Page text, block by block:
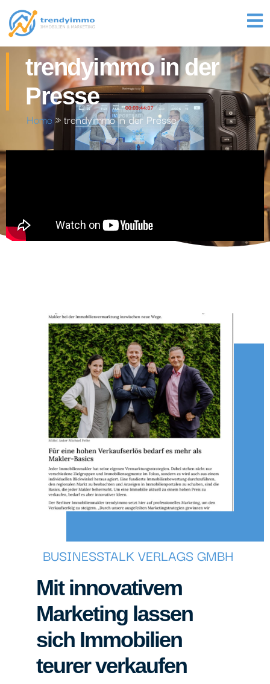
trendyimmo in der
Presse
Home»trendyimmo in der Presse
BUSINESSTALK VERLAGS GMBH
Mit innovativem
Marketing lassen
sich Immobilien
teurer verkaufen